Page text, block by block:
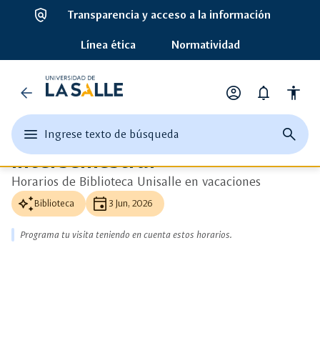
policy Transparencia y acceso a la información
Línea ética Normatividad
arrow_back
Universidad
de
la
Salle
menu
abrir
el
menu
principal
Ingrese texto de búsqueda search
página
de
edit
Ingrese
texto
o
una
palabra
clave
close
cerrar
account_circle notifications accessibility
Ver más detalle
auto_awesome
Horario durante vacaciones
Horarios de Biblioteca
durante el período
intersemestral
Horarios de Biblioteca Unisalle en vacaciones
auto_awesomeBiblioteca event 3 Jun, 2026
Programa tu visita teniendo en cuenta estos horarios.